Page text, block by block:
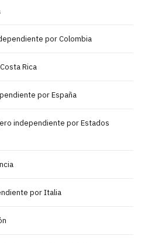
por Colombia
Rica
por España
independiente por Estados
por Italia